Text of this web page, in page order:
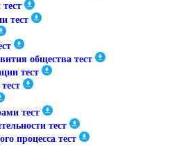
тест
общества тест
тест
тест
тест
процесса тест